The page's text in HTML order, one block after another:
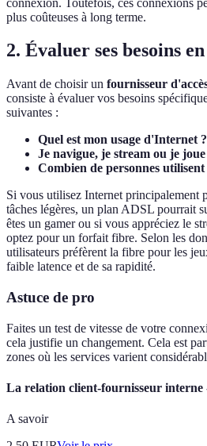
plus coûteuses à long terme.
2. Évaluer ses besoins
Avant de choisir un fournisseur
consiste à évaluer vos besoins
suivantes :
Quel est mon usage d'Internet ?
Je navigue, je stream ou je joue
Combien de personnes
Si vous utilisez Internet principalement
tâches légères, un plan ADSL pourrait
êtes un gamer ou si vous appréciez le
optez pour un forfait fibre. Selon les
utilisateurs préfèrent la fibre pour les
faible latence et de sa rapidité.
Astuce de pro
Faites un test de vitesse de votre
cela justifie un changement. Cela est
zones où les services varient
La relation client-fournisseur interne
A savoir